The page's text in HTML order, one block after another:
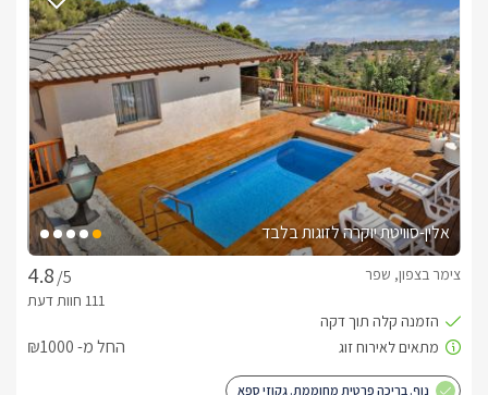
אלין-סוויטת יוקרה לזוגות בלבד
/5
צימר בצפון, שפר
החל מ- ₪1000
נוף. בריכה פרטית מחוממת. גקוזי ספא